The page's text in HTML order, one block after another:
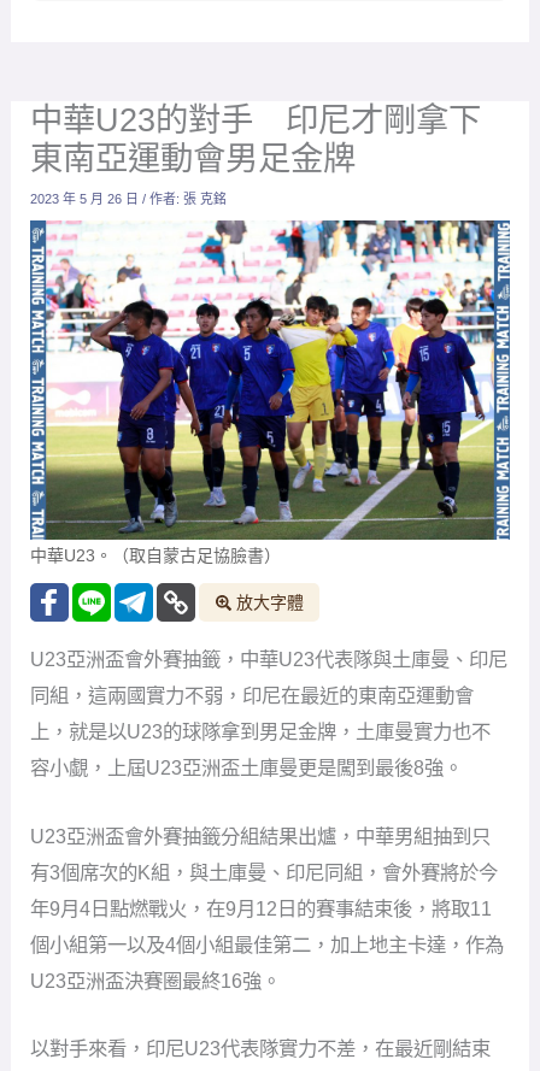
中華U23的對手 印尼才剛拿下
東南亞運動會男足金牌
2023 年 5 月 26 日/ 作者:張 克銘
中華U23。（取自蒙古足協臉書）
放大字體
U23亞洲盃會外賽抽籤，中華U23代表隊與土庫曼、印尼
同組，這兩國實力不弱，印尼在最近的東南亞運動會
上，就是以U23的球隊拿到男足金牌，土庫曼實力也不
容小覷，上屆U23亞洲盃土庫曼更是闖到最後8強。
U23亞洲盃會外賽抽籤分組結果出爐，中華男組抽到只
有3個席次的K組，與土庫曼、印尼同組，會外賽將於今
年9月4日點燃戰火，在9月12日的賽事結束後，將取11
個小組第一以及4個小組最佳第二，加上地主卡達，作為
U23亞洲盃決賽圈最終16強。
以對手來看，印尼U23代表隊實力不差，在最近剛結束